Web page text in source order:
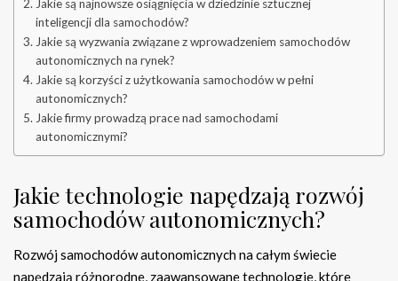
Jakie są najnowsze osiągnięcia w dziedzinie sztucznej
inteligencji dla samochodów?
Jakie są wyzwania związane z wprowadzeniem samochodów
autonomicznych na rynek?
Jakie są korzyści z użytkowania samochodów w pełni
autonomicznych?
Jakie firmy prowadzą prace nad samochodami
autonomicznymi?
Jakie technologie napędzają rozwój
samochodów autonomicznych?
Rozwój samochodów autonomicznych na całym świecie
napędzają różnorodne, zaawansowane technologie, które